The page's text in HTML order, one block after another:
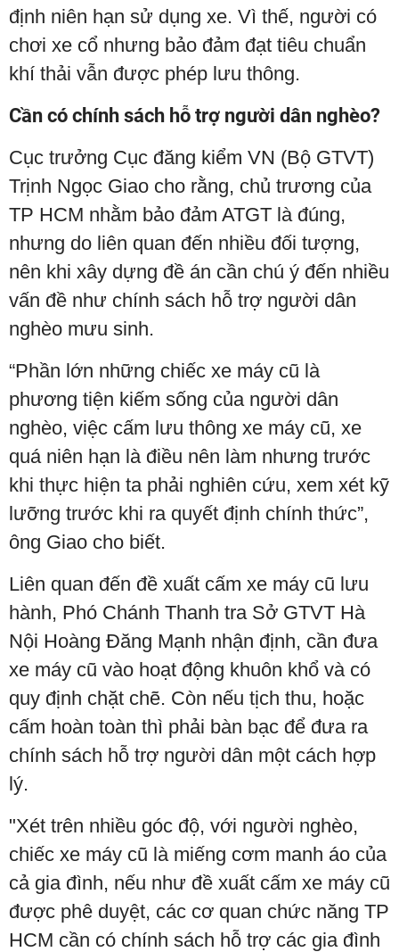
định niên hạn sử dụng xe. Vì thế, người có
chơi xe cổ nhưng bảo đảm đạt tiêu chuẩn
khí thải vẫn được phép lưu thông.
Cần có chính sách hỗ trợ người dân nghèo?
Cục trưởng Cục đăng kiểm VN (Bộ GTVT)
Trịnh Ngọc Giao cho rằng, chủ trương của
TP HCM nhằm bảo đảm ATGT là đúng,
nhưng do liên quan đến nhiều đối tượng,
nên khi xây dựng đề án cần chú ý đến nhiều
vấn đề như chính sách hỗ trợ người dân
nghèo mưu sinh.
“Phần lớn những chiếc xe máy cũ là
phương tiện kiếm sống của người dân
nghèo, việc cấm lưu thông xe máy cũ, xe
quá niên hạn là điều nên làm nhưng trước
khi thực hiện ta phải nghiên cứu, xem xét kỹ
lưỡng trước khi ra quyết định chính thức”,
ông Giao cho biết.
Liên quan đến đề xuất cấm xe máy cũ lưu
hành, Phó Chánh Thanh tra Sở GTVT Hà
Nội Hoàng Đăng Mạnh nhận định, cần đưa
xe máy cũ vào hoạt động khuôn khổ và có
quy định chặt chẽ. Còn nếu tịch thu, hoặc
cấm hoàn toàn thì phải bàn bạc để đưa ra
chính sách hỗ trợ người dân một cách hợp
lý.
"Xét trên nhiều góc độ, với người nghèo,
chiếc xe máy cũ là miếng cơm manh áo của
cả gia đình, nếu như đề xuất cấm xe máy cũ
được phê duyệt, các cơ quan chức năng TP
HCM cần có chính sách hỗ trợ các gia đình